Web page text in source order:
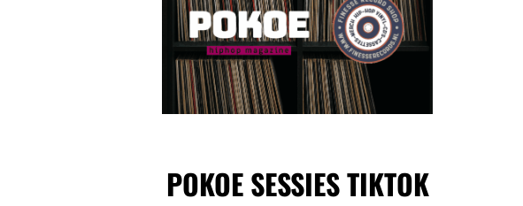
POKOE SESSIES TIKTOK